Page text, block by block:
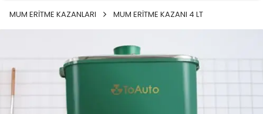
MUM ERİTME KAZANLARI MUM ERİTME KAZANI 4 LT